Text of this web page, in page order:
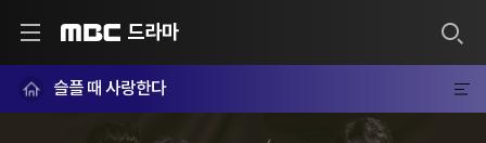
드라마
슬플 때 사랑한다